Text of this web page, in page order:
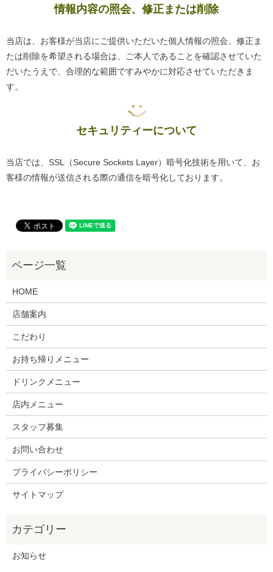
情報内容の照会、修正または削除
当店は、お客様が当店にご提供いただいた個人情報の照会、修正ま
たは削除を希望される場合は、ご本人であることを確認させていた
だいたうえで、合理的な範囲ですみやかに対応させていただきま
す。
セキュリティーについて
当店では、SSL（Secure Sockets Layer）暗号化技術を用いて、お
客様の情報が送信される際の通信を暗号化しております。
HOME
店舗案内
こだわり
お持ち帰りメニュー
ドリンクメニュー
店内メニュー
スタッフ募集
お問い合わせ
プライバシーポリシー
サイトマップ
お知らせ